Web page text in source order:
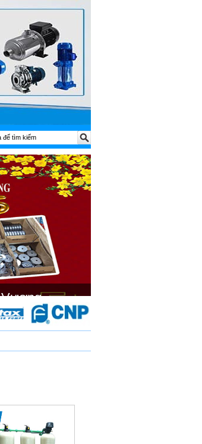
Vương.